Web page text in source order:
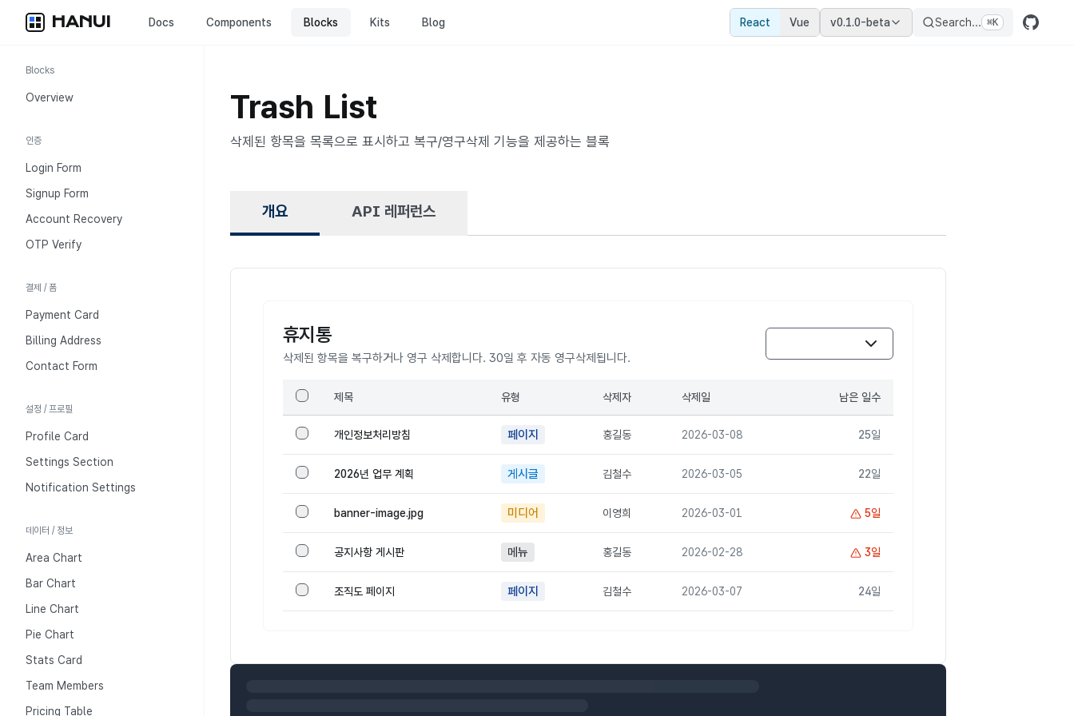
HANUI Docs Components Blocks Kits Blog React Vue v0.1.0-beta Search... ⌘K
Blocks
Overview
인증
Login Form
Signup Form
Account Recovery
OTP Verify
결제 / 폼
Payment Card
Billing Address
Contact Form
설정 / 프로필
Profile Card
Settings Section
Notification Settings
데이터 / 정보
Area Chart
Bar Chart
Line Chart
Pie Chart
Stats Card
Team Members
Pricing Table
Trash List
삭제된 항목을 목록으로 표시하고 복구/영구삭제 기능을 제공하는 블록
개요 API 레퍼런스
휴지통
삭제된 항목을 복구하거나 영구 삭제합니다. 30일 후 자동 영구삭제됩니다.
유형 필터
제목 유형 삭제자 삭제일 남은 일수
개인정보처리방침 페이지 홍길동 2026-03-08 25일
2026년 업무 계획 게시글 김철수 2026-03-05 22일
banner-image.jpg 미디어 이영희 2026-03-01 만료 임박:
5일
공지사항 게시판 메뉴 홍길동 2026-02-28 만료 임박:
3일
조직도 페이지 페이지 김철수 2026-03-07 24일